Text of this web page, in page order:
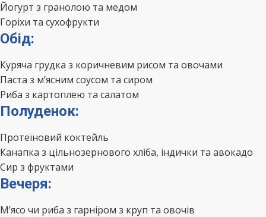
Йогурт з гранолою та медом
Горіхи та сухофрукти
Обід:
Куряча грудка з коричневим рисом та овочами
Паста з м’ясним соусом та сиром
Риба з картоплею та салатом
Полуденок:
Протеїновий коктейль
Канапка з цільнозернового хліба, індички та авокадо
Сир з фруктами
Вечеря:
М’ясо чи риба з гарніром з круп та овочів